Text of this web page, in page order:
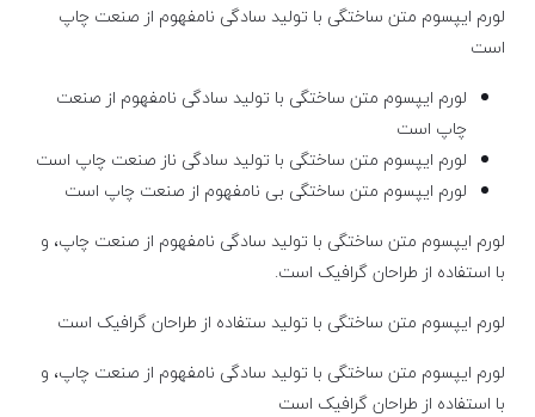
لورم ایپسوم متن ساختگی با تولید سادگی نامفهوم از صنعت چاپ
است
لورم ایپسوم متن ساختگی با تولید سادگی نامفهوم از صنعت
چاپ است
لورم ایپسوم متن ساختگی با تولید سادگی ناز صنعت چاپ است
لورم ایپسوم متن ساختگی بی نامفهوم از صنعت چاپ است
لورم ایپسوم متن ساختگی با تولید سادگی نامفهوم از صنعت چاپ، و
با استفاده از طراحان گرافیک است.
لورم ایپسوم متن ساختگی با تولید ستفاده از طراحان گرافیک است
لورم ایپسوم متن ساختگی با تولید سادگی نامفهوم از صنعت چاپ، و
با استفاده از طراحان گرافیک است